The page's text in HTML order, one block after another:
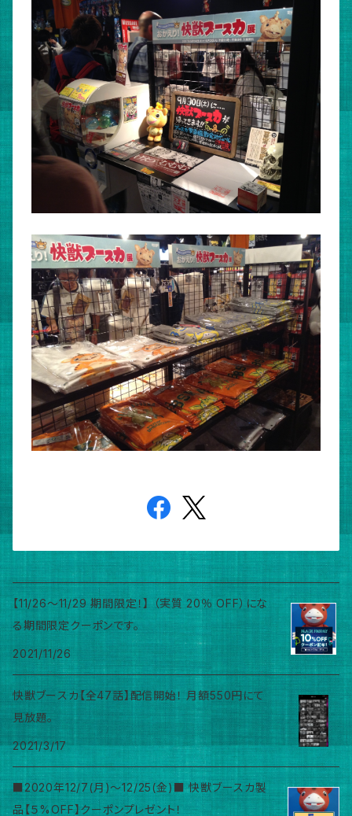
【11/26～11/29 期間限定！】 （実質 20％ OFF）にな
る期間限定クーポンです。
2021/11/26
快獣ブースカ【全47話】配信開始！ 月額550円にて
見放題。
2021/3/17
■2020年12/7(月)～12/25(金)■ 快獣ブースカ製
品【５%OFF】クーポンプレゼント！